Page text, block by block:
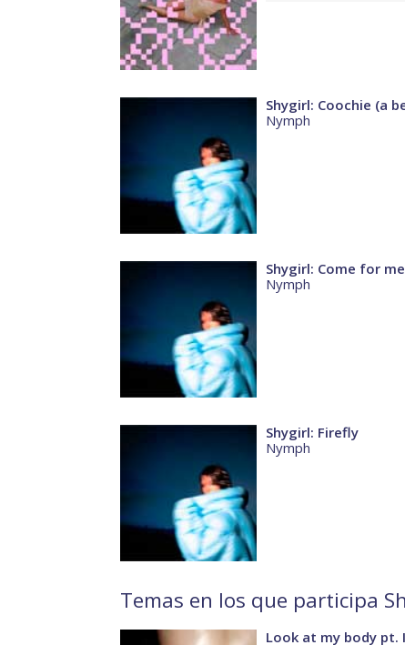
Shygirl: Coochie (a
Nymph
Shygirl: Come for me
Nymph
Shygirl: Firefly
Nymph
Temas en los que participa
Look at my body pt.